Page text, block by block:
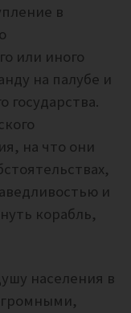
в
или иного
на палубе и
государства.
на что они
и
корабль,
населения в